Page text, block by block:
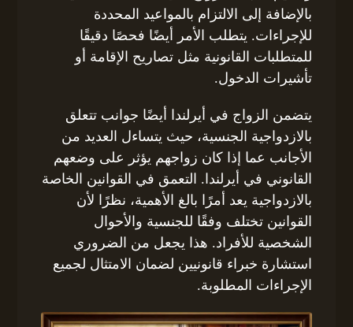
بالإضافة إلى الالتزام بالمواعيد المحددة
للإجراءات. يتطلب الأمر أيضًا فحصًا دقيقًا
للمتطلبات القانونية مثل تصاريح الإقامة أو
تأشيرات الدخول.
يتضمن الزواج في أيرلندا أيضًا جوانب تتعلق
بالازدواجية الجنسية، حيث يتساءل العديد من
الأجانب عما إذا كان زواجهم يؤثر على وضعهم
القانوني في أيرلندا. التعمق في القوانين الخاصة
بالازدواجية يعد أمرًا بالغ الأهمية، نظرًا لأن
القوانين تختلف وفقًا للجنسية والأحوال
الشخصية للأفراد. هذا يجعل من الضروري
استشارة خبراء قانونيين لضمان الامتثال لجميع
الإجراءات المطلوبة.